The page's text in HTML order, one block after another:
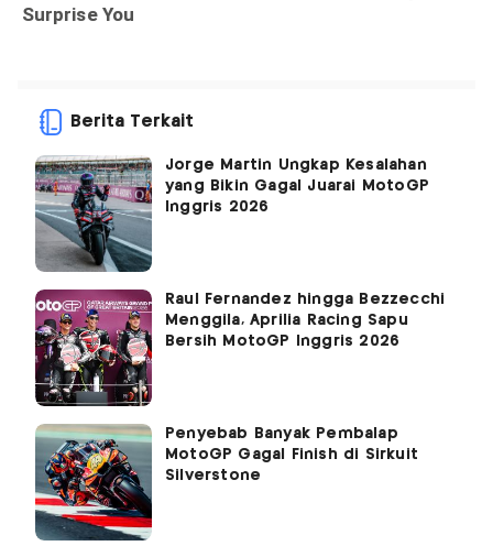
Berita Terkait
Jorge Martin Ungkap Kesalahan
yang Bikin Gagal Juarai MotoGP
Inggris 2026
Raul Fernandez hingga Bezzecchi
Menggila, Aprilia Racing Sapu
Bersih MotoGP Inggris 2026
Penyebab Banyak Pembalap
MotoGP Gagal Finish di Sirkuit
Silverstone